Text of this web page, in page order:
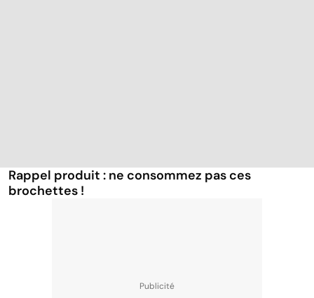
Rappel produit : ne consommez pas ces
brochettes !